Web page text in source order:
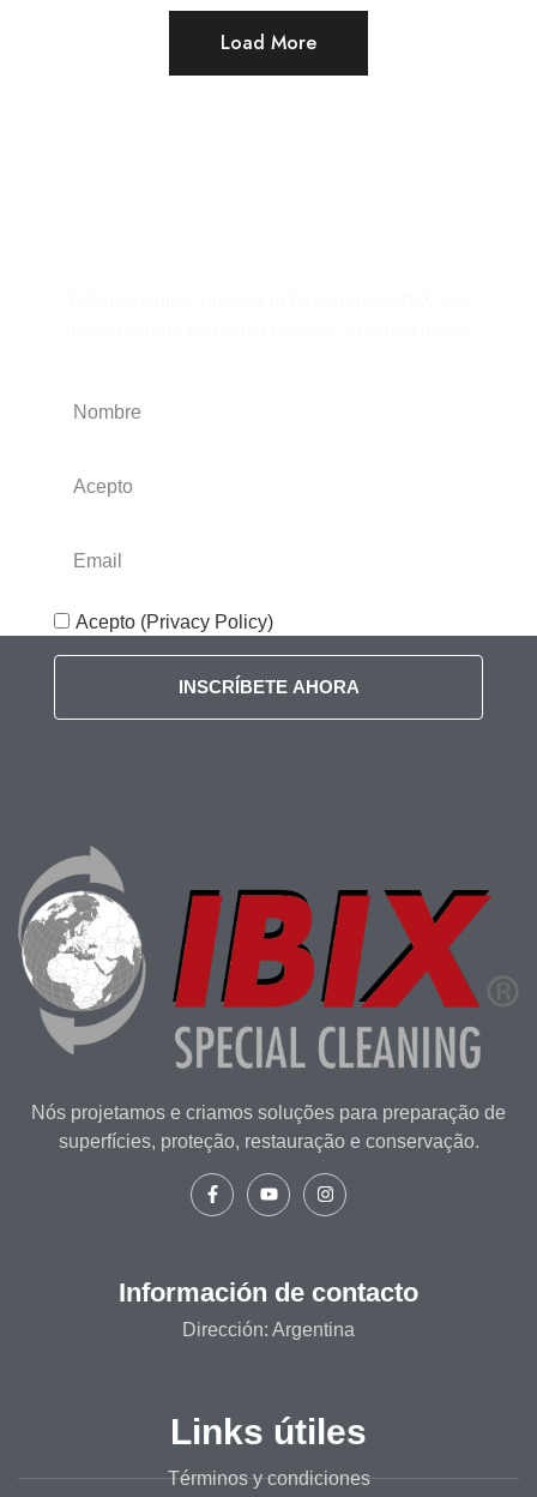
Load More
Acepto (Privacy Policy)
INSCRÍBETE AHORA
Nós projetamos e criamos soluções para preparação de
superfícies, proteção, restauração e conservação.
Información de contacto
Dirección: Argentina
Links útiles
Términos y condiciones